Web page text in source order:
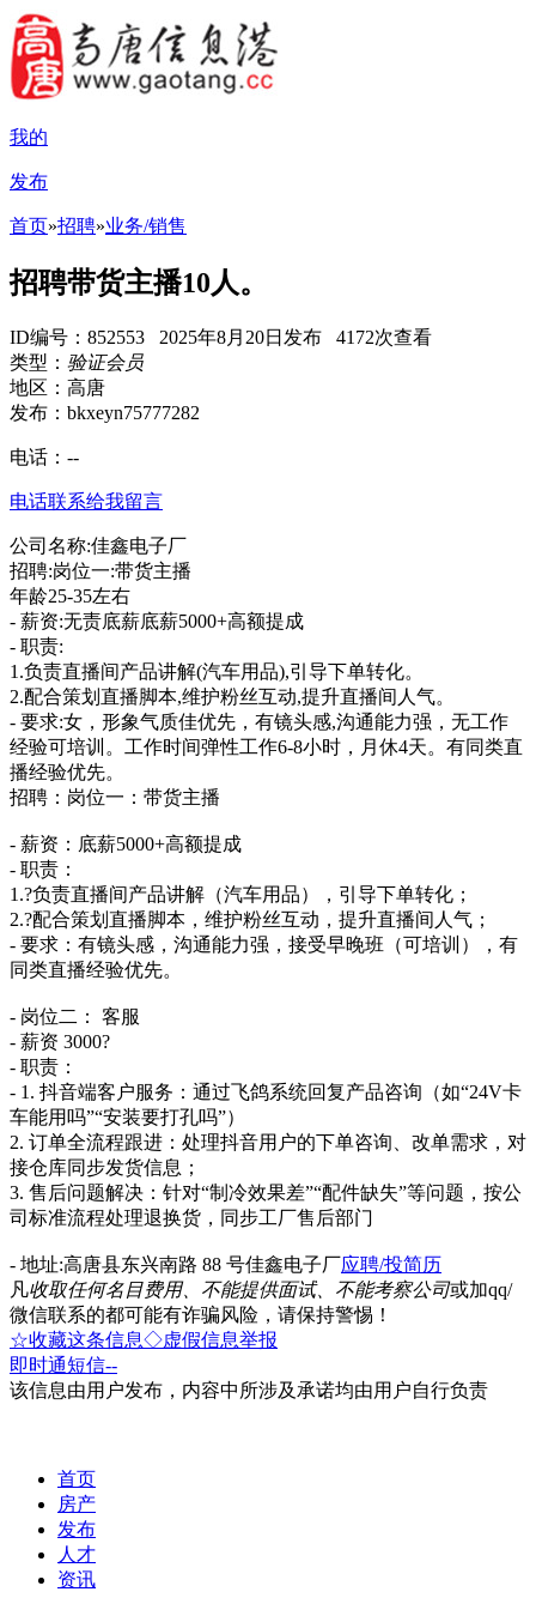
我的
发布
首页»招聘»业务/销售
招聘带货主播10人。
ID编号：852553 2025年8月20日发布 4172次查看
类型： 验证会员
地区：高唐
发布：bkxeyn75777282
电话： --
电话联系给我留言
公司名称:佳鑫电子厂
招聘:岗位一:带货主播
年龄25-35左右
- 薪资:无责底薪底薪5000+高额提成
- 职责:
1.负责直播间产品讲解(汽车用品),引导下单转化。
2.配合策划直播脚本,维护粉丝互动,提升直播间人气。
- 要求:女，形象气质佳优先，有镜头感,沟通能力强，无工作
经验可培训。工作时间弹性工作6-8小时，月休4天。有同类直
播经验优先。
招聘：岗位一：带货主播
- 薪资：底薪5000+高额提成
- 职责：
1.?负责直播间产品讲解（汽车用品），引导下单转化；
2.?配合策划直播脚本，维护粉丝互动，提升直播间人气；
- 要求：有镜头感，沟通能力强，接受早晚班（可培训），有
同类直播经验优先。
- 岗位二： 客服
- 薪资 3000?
- 职责：
- 1. 抖音端客户服务：通过飞鸽系统回复产品咨询（如“24V卡
车能用吗”“安装要打孔吗”）
2. 订单全流程跟进：处理抖音用户的下单咨询、改单需求，对
接仓库同步发货信息；
3. 售后问题解决：针对“制冷效果差”“配件缺失”等问题，按公
司标准流程处理退换货，同步工厂售后部门
- 地址:高唐县东兴南路 88 号佳鑫电子厂应聘/投简历
凡收取任何名目费用、不能提供面试、不能考察公司或加qq/
微信联系的都可能有诈骗风险，请保持警惕！
☆收藏这条信息◇虚假信息举报
即时通短信--
该信息由用户发布，内容中所涉及承诺均由用户自行负责
首页
房产
发布
人才
资讯